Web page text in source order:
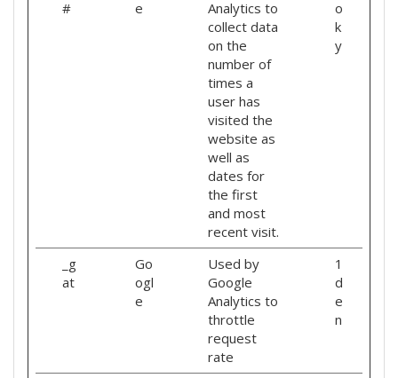
#
e
Analytics to
collect data
on the
number of
times a
user has
visited the
website as
well as
dates for
the first
and most
recent visit.
o
k
y
_g
at
Go
ogl
e
Used by
Google
Analytics to
throttle
request
rate
1
d
e
n